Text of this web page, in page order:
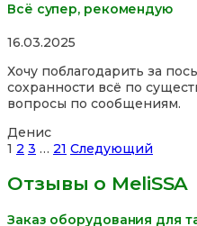
Всё супер, рекомендую
Rated
out
of
5
16.03.2025
Хочу поблагодарить за
сохранности всё по
вопросы по сообщениям.
Денис
Site
Reviews
навигация
Страница
1 Страница
2 Страница
3 … Страница
21 Следующий
Отзывы о MeliSSA
Заказ оборудования для